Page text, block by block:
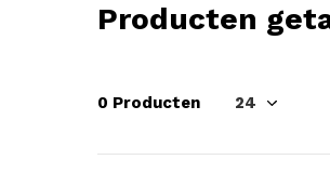
Producten
0 Producten